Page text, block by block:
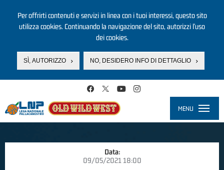
Per offrirti contenuti e servizi in linea con i tuoi interessi, questo sito
utilizza cookies. Continuando la navigazione del sito, autorizzi l’uso
dei cookies.
SÌ, AUTORIZZO NO, DESIDERO INFO DI DETTAGLIO
MENU
Data:
09/05/2021 18:00